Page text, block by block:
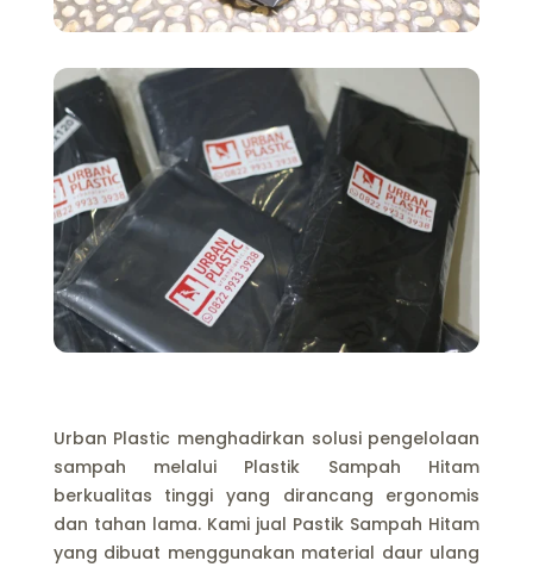
Urban Plastic menghadirkan solusi pengelolaan
sampah melalui Plastik Sampah Hitam
berkualitas tinggi yang dirancang ergonomis
dan tahan lama. Kami jual Pastik Sampah Hitam
yang dibuat menggunakan material daur ulang